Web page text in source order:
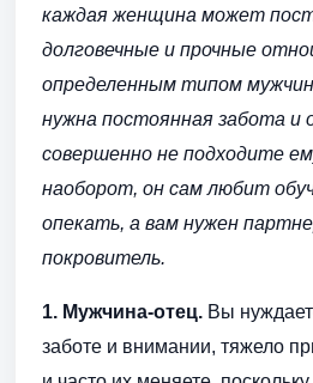
каждая женщина может
долговечные и прочные
определенным типом
нужна постоянная забота и
совершенно не подходите
наоборот, он сам любит
опекать, а вам нужен
покровитель.
1. Мужчина-отец. Вы
заботе и внимании, тяжело